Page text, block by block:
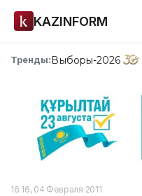
KAZINFORM
Тренды:Выборы-2026
16:16, 04 Февраля 2011